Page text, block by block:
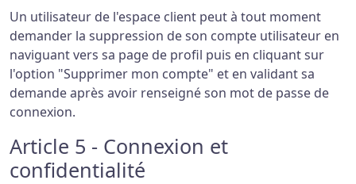
Un utilisateur de l'espace client peut à tout moment
demander la suppression de son compte utilisateur en
naviguant vers sa page de profil puis en cliquant sur
l'option "Supprimer mon compte" et en validant sa
demande après avoir renseigné son mot de passe de
connexion.
Article 5 - Connexion et
confidentialité